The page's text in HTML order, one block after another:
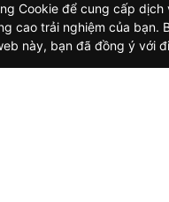
báo chí điện tử số 64/
thông cấp ngày 21/2/
Cookie để cung cấp dịch
cao trải nghiệm của bạn.
này, bạn đã đồng ý với